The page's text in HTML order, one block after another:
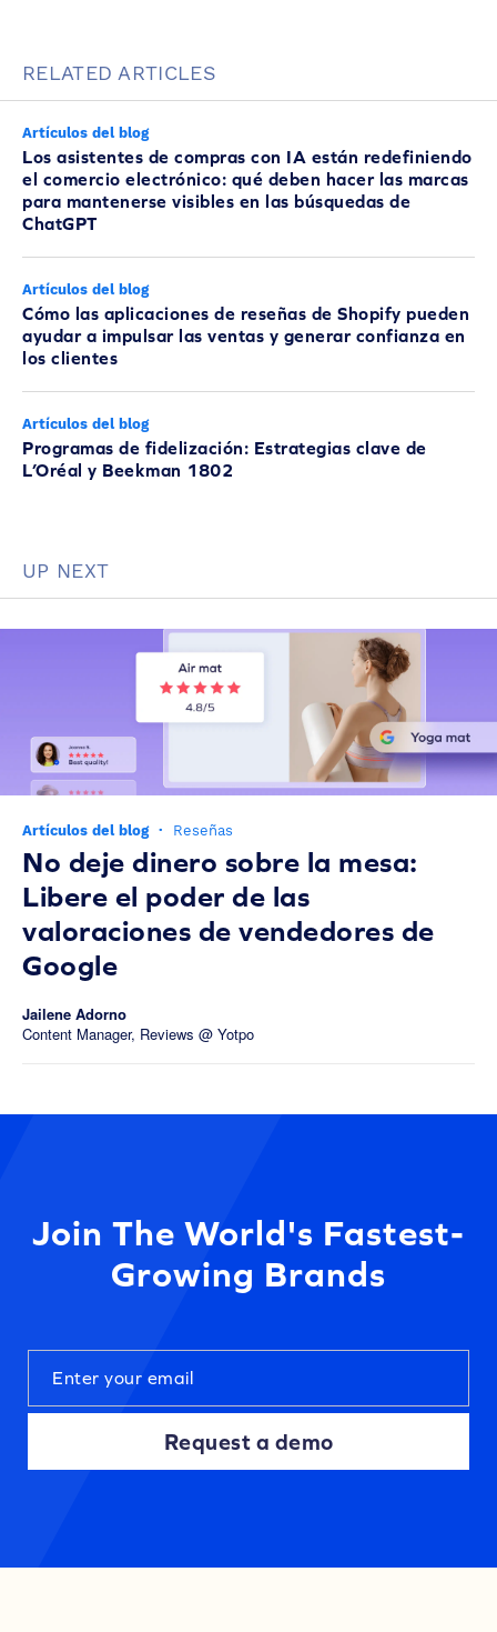
RELATED ARTICLES
Artículos del blog
Los asistentes de compras con IA están redefiniendo
el comercio electrónico: qué deben hacer las marcas
para mantenerse visibles en las búsquedas de
ChatGPT
Artículos del blog
Cómo las aplicaciones de reseñas de Shopify pueden
ayudar a impulsar las ventas y generar confianza en
los clientes
Artículos del blog
Programas de fidelización: Estrategias clave de
L’Oréal y Beekman 1802
UP NEXT
Artículos del blog · Reseñas
No deje dinero sobre la mesa:
Libere el poder de las
valoraciones de vendedores de
Google
Jailene Adorno
Content Manager, Reviews @ Yotpo
Join The World's Fastest-
Growing Brands
Request a demo